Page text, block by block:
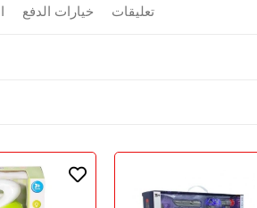
خيارات الدفع تعليقات